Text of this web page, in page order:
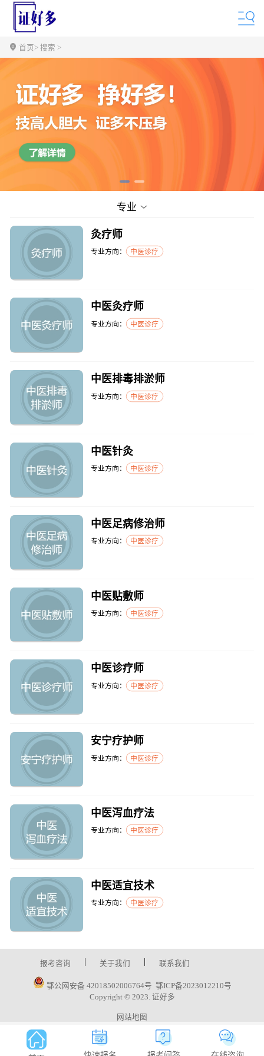
首页> 搜索 >
专业
灸疗师
专业方向： 中医诊疗
中医灸疗师
专业方向： 中医诊疗
中医排毒排淤师
专业方向： 中医诊疗
中医针灸
专业方向： 中医诊疗
中医足病修治师
专业方向： 中医诊疗
中医贴敷师
专业方向： 中医诊疗
中医诊疗师
专业方向： 中医诊疗
安宁疗护师
专业方向： 中医诊疗
中医泻血疗法
专业方向： 中医诊疗
中医适宜技术
专业方向： 中医诊疗
报考咨询 | 关于我们 | 联系我们
鄂公网安备 42018502006764号 鄂ICP备2023012210号
Copyright © 2023. 证好多
网站地图